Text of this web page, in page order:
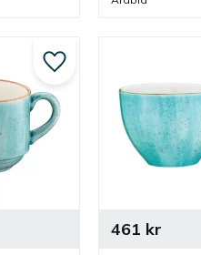
Lägg till i favoriter
461 kr